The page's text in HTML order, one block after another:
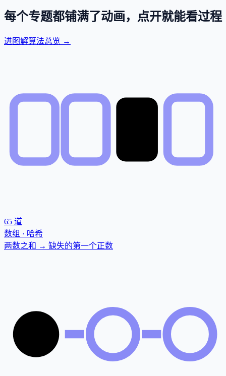
每个专题都铺满了动画，点开就能看过程
进图解算法总览 →
65 道
数组 · 哈希
两数之和 → 缺失的第一个正数